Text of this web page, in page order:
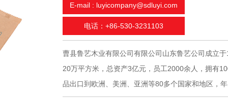
E-mail : luyicompany@sdluyi.com
电话：+86-530-3231103
曹县鲁艺木业有限公司有限公司山东鲁艺公司成立
20万平方米，总资产3亿元，员工2000余人，拥有
品出口到欧洲、美洲、亚洲等80多个国家和地区，